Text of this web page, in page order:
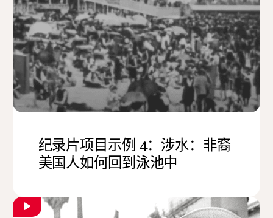
纪录片项目示例 4：涉水：非裔
美国人如何回到泳池中